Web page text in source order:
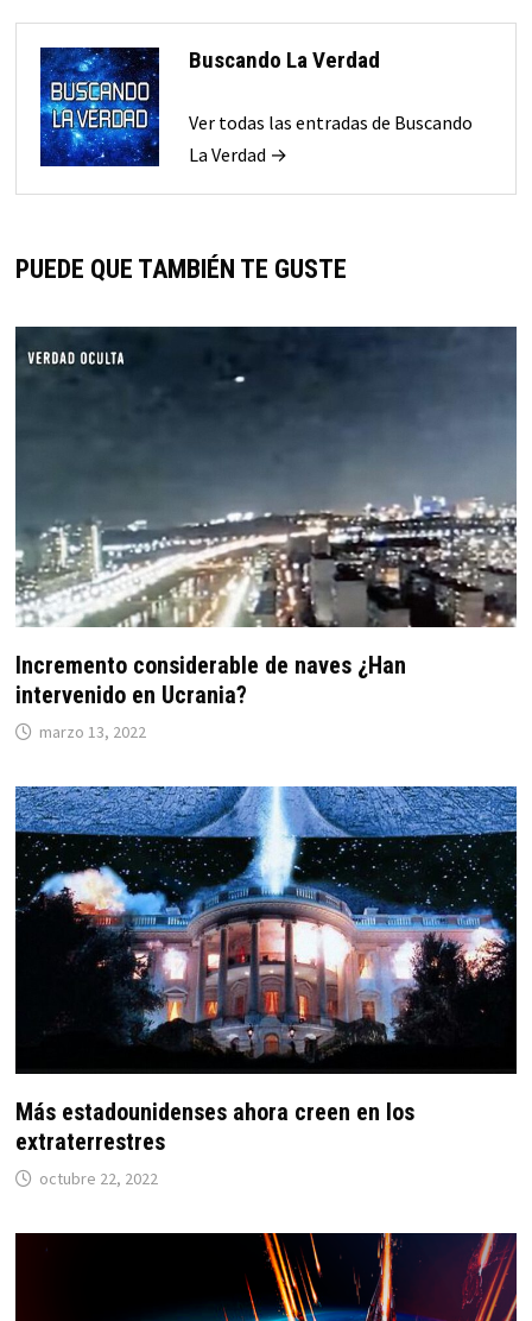
Buscando La Verdad
Ver todas las entradas de Buscando
La Verdad →
PUEDE QUE TAMBIÉN TE GUSTE
Incremento considerable de naves ¿Han
intervenido en Ucrania?
marzo 13, 2022
Más estadounidenses ahora creen en los
extraterrestres
octubre 22, 2022